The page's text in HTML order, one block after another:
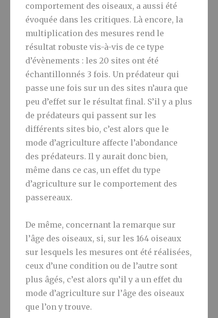
comportement des oiseaux, a aussi été
évoquée dans les critiques. Là encore, la
multiplication des mesures rend le
résultat robuste vis-à-vis de ce type
d’évènements : les 20 sites ont été
échantillonnés 3 fois. Un prédateur qui
passe une fois sur un des sites n’aura que
peu d’effet sur le résultat final. S’il y a plus
de prédateurs qui passent sur les
différents sites bio, c’est alors que le
mode d’agriculture affecte l’abondance
des prédateurs. Il y aurait donc bien,
même dans ce cas, un effet du type
d’agriculture sur le comportement des
passereaux.
De même, concernant la remarque sur
l’âge des oiseaux, si, sur les 164 oiseaux
sur lesquels les mesures ont été réalisées,
ceux d’une condition ou de l’autre sont
plus âgés, c’est alors qu’il y a un effet du
mode d’agriculture sur l’âge des oiseaux
que l’on y trouve.